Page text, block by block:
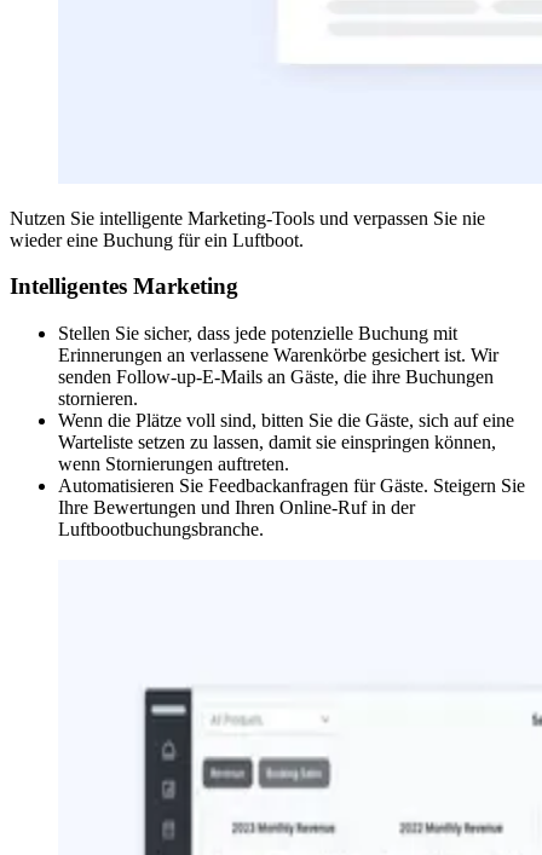
Nutzen Sie intelligente Marketing-Tools und verpassen Sie nie
wieder eine Buchung für ein Luftboot.
Intelligentes Marketing
Stellen Sie sicher, dass jede potenzielle Buchung mit
Erinnerungen an verlassene Warenkörbe gesichert ist. Wir
senden Follow-up-E-Mails an Gäste, die ihre Buchungen
stornieren.
Wenn die Plätze voll sind, bitten Sie die Gäste, sich auf eine
Warteliste setzen zu lassen, damit sie einspringen können,
wenn Stornierungen auftreten.
Automatisieren Sie Feedbackanfragen für Gäste. Steigern Sie
Ihre Bewertungen und Ihren Online-Ruf in der
Luftbootbuchungsbranche.